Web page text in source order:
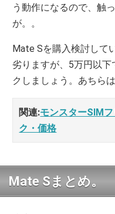
う動作になるので、触
が。。
Mate Sを購入検討して
劣りますが、5万円以下
クしましょう。あちら
関連:モンスターSIM
ク・価格
Mate Sまとめ。